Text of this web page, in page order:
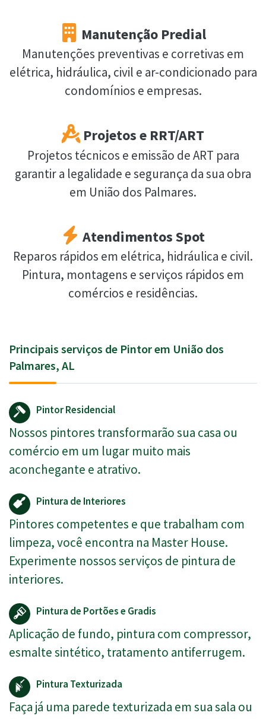
Manutenção Predial
Manutenções preventivas e corretivas em
elétrica, hidráulica, civil e ar-condicionado para
condomínios e empresas.
Projetos e RRT/ART
Projetos técnicos e emissão de ART para
garantir a legalidade e segurança da sua obra
em União dos Palmares.
Atendimentos Spot
Reparos rápidos em elétrica, hidráulica e civil.
Pintura, montagens e serviços rápidos em
comércios e residências.
Principais serviços de Pintor em União dos
Palmares, AL
Pintor Residencial
Nossos pintores transformarão sua casa ou
comércio em um lugar muito mais
aconchegante e atrativo.
Pintura de Interiores
Pintores competentes e que trabalham com
limpeza, você encontra na Master House.
Experimente nossos serviços de pintura de
interiores.
Pintura de Portões e Gradis
Aplicação de fundo, pintura com compressor,
esmalte sintético, tratamento antiferrugem.
Pintura Texturizada
Faça já uma parede texturizada em sua sala ou